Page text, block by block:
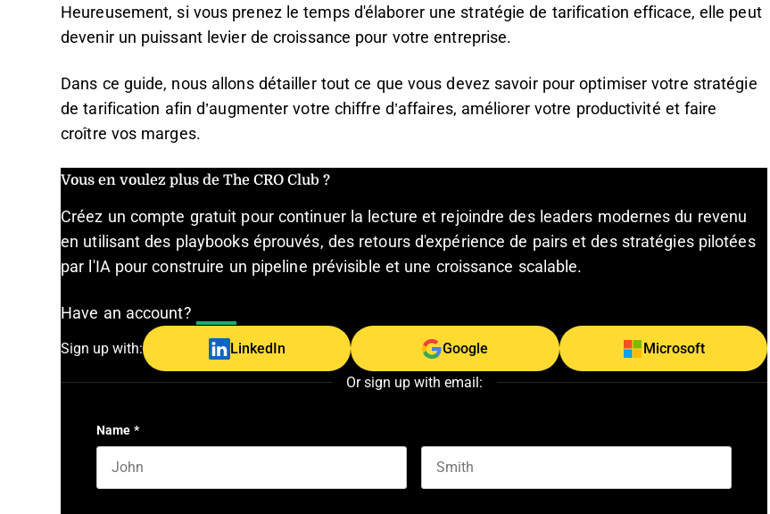
Heureusement, si vous prenez le temps d'élaborer une stratégie de tarification efficace, elle peut
devenir un puissant levier de croissance pour votre entreprise.
Dans ce guide, nous allons détailler tout ce que vous devez savoir pour optimiser votre stratégie
de tarification afin d’augmenter votre chiffre d’affaires, améliorer votre productivité et faire
croître vos marges.
Vous en voulez plus de The CRO Club ?
Créez un compte gratuit pour continuer la lecture et rejoindre des leaders modernes du revenu
en utilisant des playbooks éprouvés, des retours d'expérience de pairs et des stratégies pilotées
par l'IA pour construire un pipeline prévisible et une croissance scalable.
Have an account?
Sign up with: LinkedIn Google Microsoft
Or sign up with email:
Name *